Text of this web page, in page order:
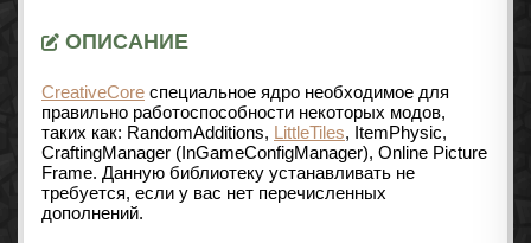
ОПИСАНИЕ
CreativeCore специальное ядро необходимое для
правильно работоспособности некоторых модов,
таких как: RandomAdditions, LittleTiles, ItemPhysic,
CraftingManager (InGameConfigManager), Online Picture
Frame. Данную библиотеку устанавливать не
требуется, если у вас нет перечисленных
дополнений.